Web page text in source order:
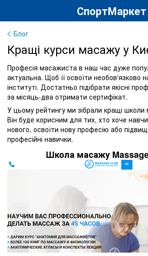
СпортМаркет
Блог
Кращі курси масажу у
Професія масажиста в наш час дуже
актуальна. Щоб її освоїти необов'язково
інституті. Достатньо підібрати якісні
за місяць-два отримати сертифікат.
У цьому рейтингу ми зібрали кращі школи
Він буде корисним для тих, хто хоче
нового, освоїти нову професію або
професійні навички.
Школа масажу